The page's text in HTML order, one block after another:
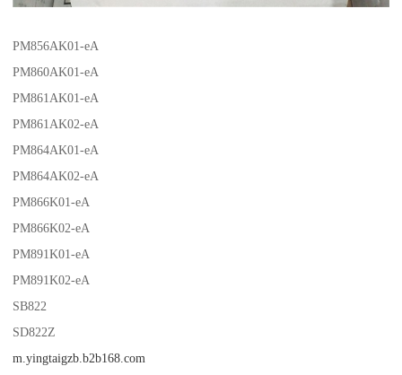
PM856AK01-eA
PM860AK01-eA
PM861AK01-eA
PM861AK02-eA
PM864AK01-eA
PM864AK02-eA
PM866K01-eA
PM866K02-eA
PM891K01-eA
PM891K02-eA
SB822
SD822Z
m.yingtaigzb.b2b168.com